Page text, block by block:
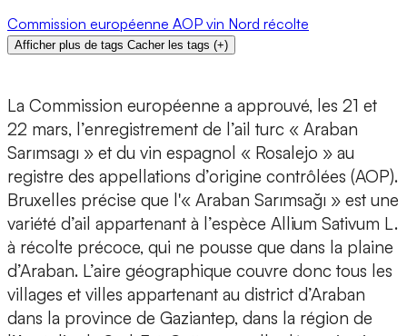
Commission européenne AOP vin Nord récolte
Afficher plus de tags Cacher les tags (+)
La Commission européenne a approuvé, les 21 et
22 mars, l’enregistrement de l’ail turc « Araban
Sarımsagı » et du vin espagnol « Rosalejo » au
registre des appellations d’origine contrôlées (AOP).
Bruxelles précise que l'« Araban Sarımsağı » est une
variété d’ail appartenant à l’espèce Allium Sativum L.
à récolte précoce, qui ne pousse que dans la plaine
d’Araban. L’aire géographique couvre donc tous les
villages et villes appartenant au district d’Araban
dans la province de Gaziantep, dans la région de